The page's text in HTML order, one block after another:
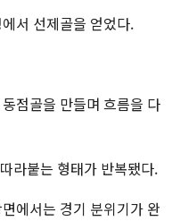
서 선제골을 얻었다.
점골을 만들며 흐름을 다
라붙는 형태가 반복됐다.
에서는 경기 분위기가 완